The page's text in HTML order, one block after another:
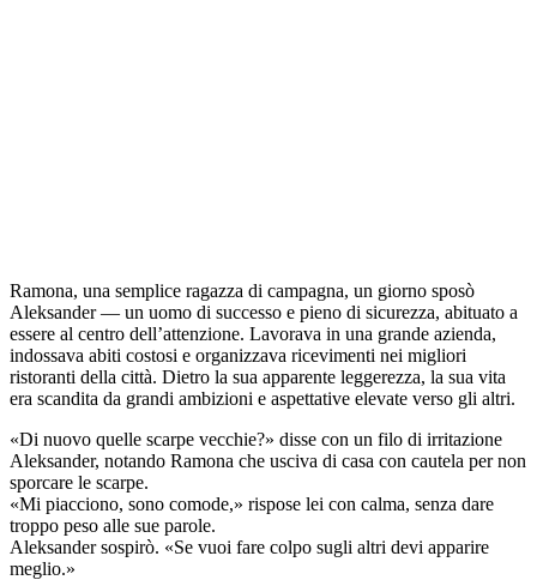
Ramona, una semplice ragazza di campagna, un giorno sposò
Aleksander — un uomo di successo e pieno di sicurezza, abituato a
essere al centro dell’attenzione. Lavorava in una grande azienda,
indossava abiti costosi e organizzava ricevimenti nei migliori
ristoranti della città. Dietro la sua apparente leggerezza, la sua vita
era scandita da grandi ambizioni e aspettative elevate verso gli altri.
«Di nuovo quelle scarpe vecchie?» disse con un filo di irritazione
Aleksander, notando Ramona che usciva di casa con cautela per non
sporcare le scarpe.
«Mi piacciono, sono comode,» rispose lei con calma, senza dare
troppo peso alle sue parole.
Aleksander sospirò. «Se vuoi fare colpo sugli altri devi apparire
meglio.»